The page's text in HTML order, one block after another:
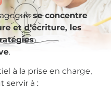
se concentre
et d’écriture, les
.
à la prise en charge,
servir à :